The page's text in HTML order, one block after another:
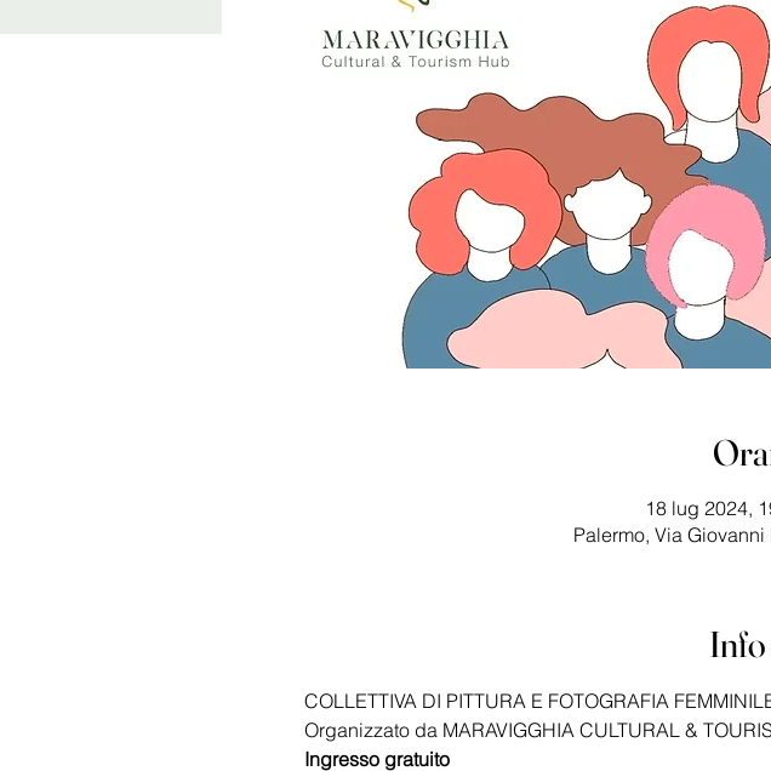
18 lug 2024,
Palermo, Via
COLLETTIVA DI PITTURA E FOTOGRAFIA
Organizzato da MARAVIGGHIA CULTURAL &
Ingresso gratuito